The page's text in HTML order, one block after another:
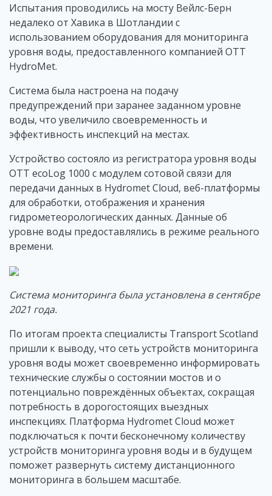
Испытания проводились на мосту Вейлс-Берн
недалеко от Хавика в Шотландии с
использованием оборудования для мониторинга
уровня воды, предоставленного компанией OTT
HydroMet.
Система была настроена на подачу
предупреждений при заранее заданном уровне
воды, что увеличило своевременность и
эффективность инспекций на местах.
Устройство состояло из регистратора уровня воды
OTT ecoLog 1000 с модулем сотовой связи для
передачи данных в Hydromet Cloud, веб-платформы
для обработки, отображения и хранения
гидрометеорологических данных. Данные об
уровне воды предоставлялись в режиме реального
времени.
Система мониторинга была установлена в сентябре
2021 года.
По итогам проекта специалисты Transport Scotland
пришли к выводу, что сеть устройств мониторинга
уровня воды может своевременно информировать
технические службы о состоянии мостов и о
потенциально повреждённых объектах, сокращая
потребность в дорогостоящих выездных
инспекциях. Платформа Hydromet Cloud может
подключаться к почти бесконечному количеству
устройств мониторинга уровня воды и в будущем
поможет развернуть систему дистанционного
мониторинга в большем масштабе.